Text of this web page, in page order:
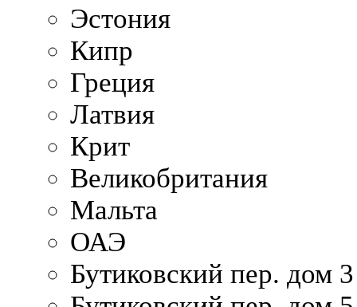
Эстония
Кипр
Греция
Латвия
Крит
Великобритания
Мальта
ОАЭ
Бутиковский пер. дом 3